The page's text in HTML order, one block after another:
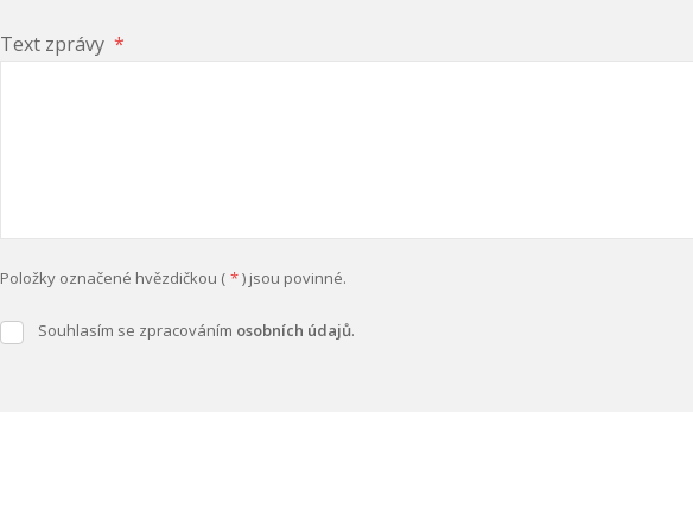
Text zprávy *
Položky označené hvězdičkou ( *) jsou povinné.
Souhlasím
Souhlasím se zpracováním osobních údajů.